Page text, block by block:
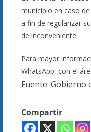
municipio en caso
a fin de regularizar
de inconveniente.
Para mayor
WhatsApp, con el
Fuente: Gobierno
Compartir